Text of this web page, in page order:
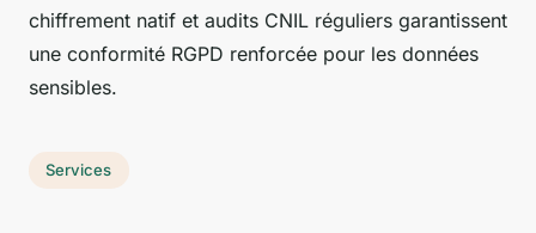
chiffrement natif et audits CNIL réguliers garantissent
une conformité RGPD renforcée pour les données
sensibles.
Services